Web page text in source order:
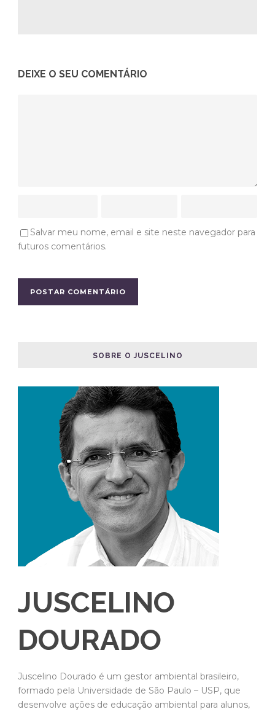
DEIXE O SEU COMENTÁRIO
Salvar meu nome, email e site neste navegador para
futuros comentários.
SOBRE O JUSCELINO
JUSCELINO
DOURADO
Juscelino Dourado é um gestor ambiental brasileiro,
formado pela Universidade de São Paulo – USP, que
desenvolve ações de educação ambiental para alunos,